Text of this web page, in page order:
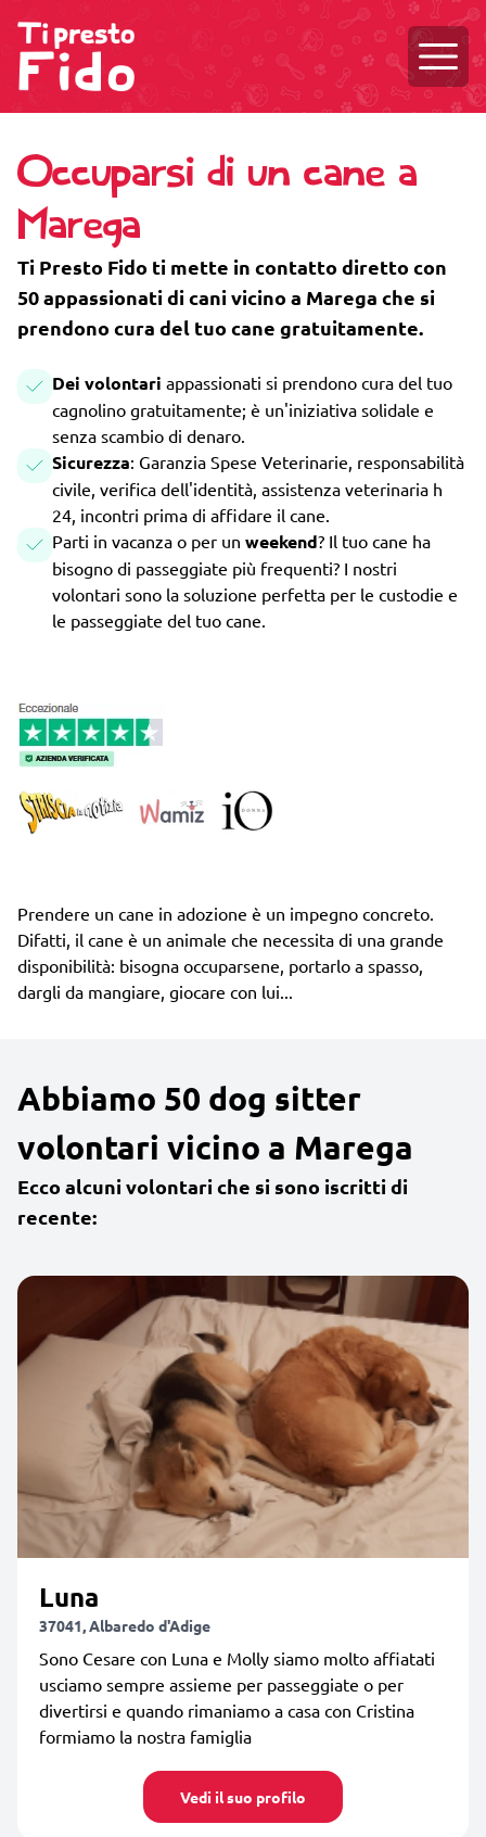
Occuparsi di un cane a
Marega
Ti Presto Fido ti mette in contatto diretto con
50 appassionati di cani vicino a Marega che si
prendono cura del tuo cane gratuitamente.
Dei volontari appassionati si prendono cura del tuo
cagnolino gratuitamente; è un'iniziativa solidale e
senza scambio di denaro.
Sicurezza: Garanzia Spese Veterinarie, responsabilità
civile, verifica dell'identità, assistenza veterinaria h
24, incontri prima di affidare il cane.
Parti in vacanza o per un weekend? Il tuo cane ha
bisogno di passeggiate più frequenti? I nostri
volontari sono la soluzione perfetta per le custodie e
le passeggiate del tuo cane.
Prendere un cane in adozione è un impegno concreto.
Difatti, il cane è un animale che necessita di una grande
disponibilità: bisogna occuparsene, portarlo a spasso,
dargli da mangiare, giocare con lui...
Abbiamo 50 dog sitter
volontari vicino a Marega
Ecco alcuni volontari che si sono iscritti di
recente:
Luna
37041, Albaredo d'Adige
Sono Cesare con Luna e Molly siamo molto affiatati
usciamo sempre assieme per passeggiate o per
divertirsi e quando rimaniamo a casa con Cristina
formiamo la nostra famiglia
Vedi il suo profilo